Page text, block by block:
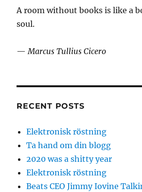
A room without books is like a
soul.
—Marcus Tullius Cicero
RECENT POSTS
Elektronisk röstning
Ta hand om din blogg
2020 was a shitty year
Elektronisk röstning
Beats CEO Jimmy Iovine